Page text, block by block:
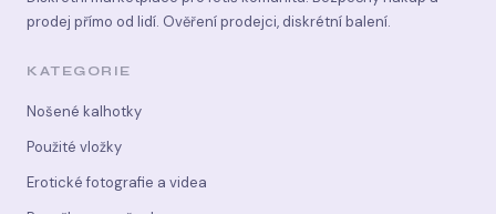
prodej přímo od lidí. Ověření prodejci, diskrétní balení.
KATEGORIE
Nošené kalhotky
Použité vložky
Erotické fotografie a videa